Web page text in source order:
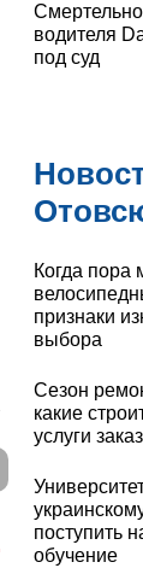
водителя
под суд
Когда пора
признаки
выбора
Сезон
какие
услуги
поступить
обучение